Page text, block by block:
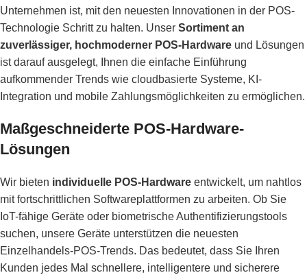
Unternehmen ist, mit den neuesten Innovationen in der POS-
Technologie Schritt zu halten. Unser Sortiment an
zuverlässiger, hochmoderner POS-Hardware und Lösungen
ist darauf ausgelegt, Ihnen die einfache Einführung
aufkommender Trends wie cloudbasierte Systeme, KI-
Integration und mobile Zahlungsmöglichkeiten zu ermöglichen.
Maßgeschneiderte POS-Hardware-
Lösungen
Wir bieten individuelle POS-Hardware entwickelt, um nahtlos
mit fortschrittlichen Softwareplattformen zu arbeiten. Ob Sie
IoT-fähige Geräte oder biometrische Authentifizierungstools
suchen, unsere Geräte unterstützen die neuesten
Einzelhandels-POS-Trends. Das bedeutet, dass Sie Ihren
Kunden jedes Mal schnellere, intelligentere und sicherere